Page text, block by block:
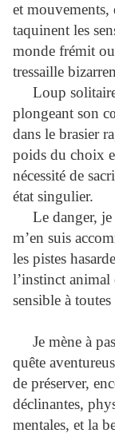
et mouvements,
taquinent les
monde frémit ou
tressaille
Loup solitaire,
plongeant son
dans le brasier
poids du choix
nécessité de
état singulier.
Le danger, je
m’en suis
les pistes
l’instinct animal
sensible à
Je mène à
quête
de préserver,
déclinantes,
mentales, et la